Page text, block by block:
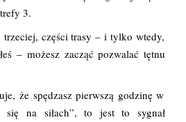
3.
części trasy – i tylko wtedy,
– możesz zacząć pozwalać tętnu
że spędzasz pierwszą godzinę w
się na siłach”, to jest to sygnał